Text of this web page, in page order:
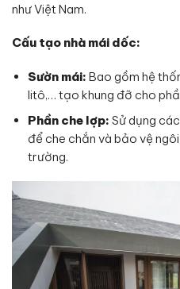
như Việt Nam.
Cấu tạo nhà mái dốc:
Sườn mái: Bao gồm hệ
litô,… tạo khung đỡ cho
Phần che lợp: Sử dụng
để che chắn và bảo vệ
trường.